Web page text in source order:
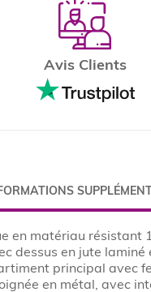
Avis Clients
en matériau résistant
dessus en jute laminé
principal avec
en métal, avec